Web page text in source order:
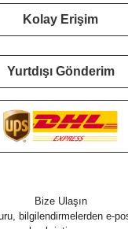
Kolay Erişim
Yurtdışı Gönderim
Bize Ulaşın
bilgilendirmelerden e-